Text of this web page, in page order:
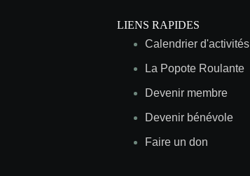
LIENS RAPIDES
Calendrier d'activités
La Popote Roulante
Devenir membre
Devenir bénévole
Faire un don